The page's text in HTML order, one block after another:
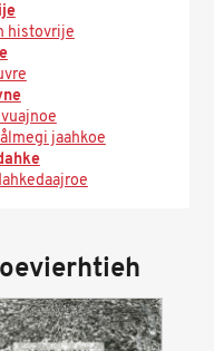
histovrije
jaahkoe